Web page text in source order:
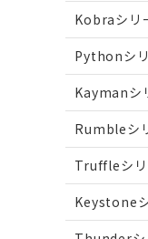
Kobraシリ
Pythonシ
Kaymanシ
Rumbleシ
Truffleシリ
Keystone